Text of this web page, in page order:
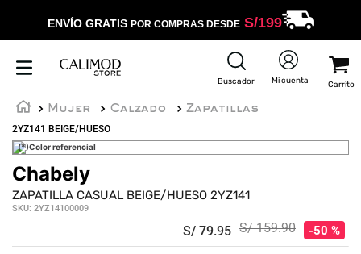
ENVÍO GRATIS POR COMPRAS DESDES/199
Mujer Calzado
Zapatillas
2YZ141 BEIGE/HUESO
(*)Color referencial
Chabely
ZAPATILLA CASUAL BEIGE/HUESO 2YZ141
SKU: 2YZ14100009
S/ 79.95 S/ 159.90 50 %